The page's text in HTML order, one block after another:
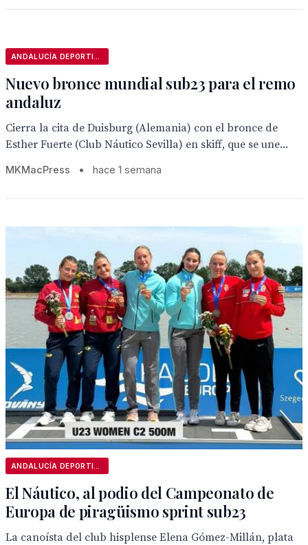
Nuevo bronce mundial sub23 para el remo
andaluz
Cierra la cita de Duisburg (Alemania) con el bronce de
Esther Fuerte (Club Náutico Sevilla) en skiff, que se une...
MKMacPress • hace 1 semana
El Náutico, al podio del Campeonato de
Europa de piragüismo sprint sub23
La canoísta del club hisplense Elena Gómez-Millán, plata